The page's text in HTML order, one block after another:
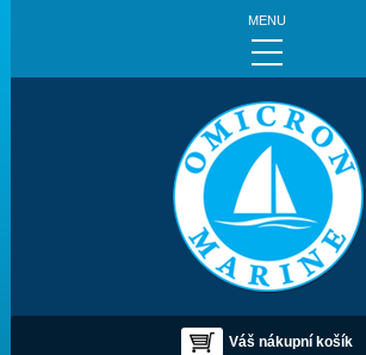
MENU
Váš nákupní košík